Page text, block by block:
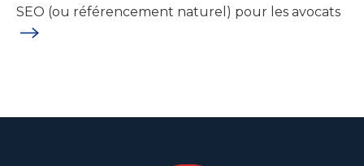
SEO (ou référencement naturel) pour les avocats